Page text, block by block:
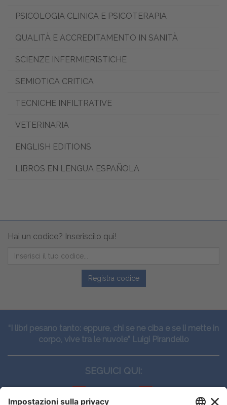
PSICOLOGIA CLINICA E PSICOTERAPIA
QUALITÀ E ACCREDITAMENTO IN SANITÀ
SCIENZE INFERMIERISTICHE
SEMIOTICA CRITICA
TECNICHE INFILTRATIVE
VETERINARIA
ENGLISH EDITIONS
LIBROS EN LENGUA ESPAÑOLA
Hai un codice? Inseriscilo qui!
Registra codice
“I libri pesano tanto: eppure, chi se ne ciba e se li mette in
corpo, vive tra le nuvole” Luigi Pirandello
SEGUICI QUI: